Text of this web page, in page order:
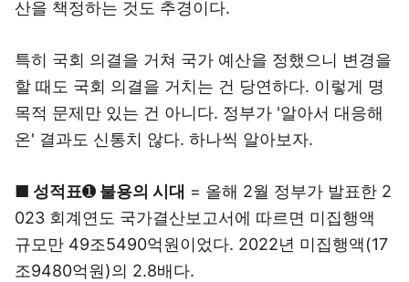
산을 책정하는 것도 추경이다.
특히 국회 의결을 거쳐 국가 예산을 정했으니 변경을
할 때도 국회 의결을 거치는 건 당연하다. 이렇게 명
목적 문제만 있는 건 아니다. 정부가 '알아서 대응해
온' 결과도 신통치 않다. 하나씩 알아보자.
■ 성적표➊ 불용의 시대 = 올해 2월 정부가 발표한 2
023 회계연도 국가결산보고서에 따르면 미집행액
규모만 49조5490억원이었다. 2022년 미집행액(17
조9480억원)의 2.8배다.